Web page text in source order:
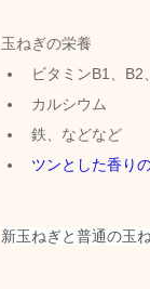
玉ねぎの栄養
ビタミンB1、B2
カルシウム
鉄、などなど
ツンとした香り
新玉ねぎと普通の玉